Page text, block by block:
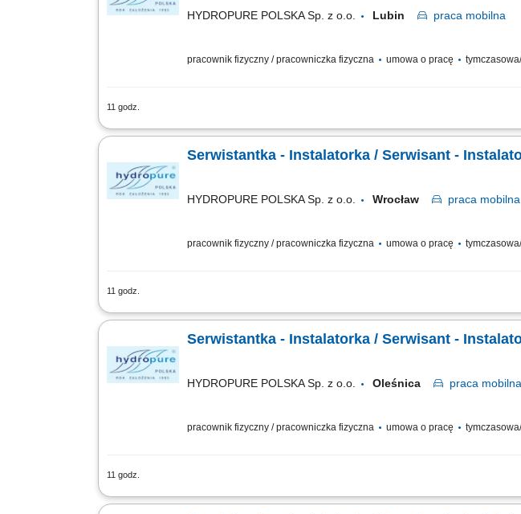
HYDROPURE POLSKA Sp. z o.o. Lubin praca mobilna
pracownik fizyczny / pracowniczka fizyczna umowa o pracę
11 godz.
Zakres obowiązków: montaż urządzeń do uzdatniania i oczyszczania
Serwistantka - Instalatorka / Serwisant -
HYDROPURE POLSKA Sp. z o.o. Wrocław praca mobilna
pracownik fizyczny / pracowniczka fizyczna umowa o pracę
11 godz.
Zakres obowiązków: montaż urządzeń do uzdatniania i oczyszczania
Serwistantka - Instalatorka / Serwisant -
HYDROPURE POLSKA Sp. z o.o. Oleśnica praca mobilna
pracownik fizyczny / pracowniczka fizyczna umowa o pracę
11 godz.
Zakres obowiązków: montaż urządzeń do uzdatniania i oczyszczania